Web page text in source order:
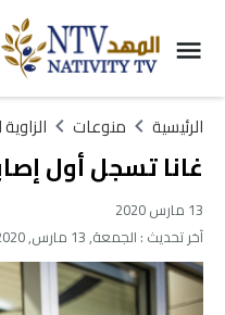
الرئيسية منوعات
غانا تسجل أول
13 مارس 2020
آخر تحديث : الجمعة, 13 مارس, 2020 - 12:35 مساءً